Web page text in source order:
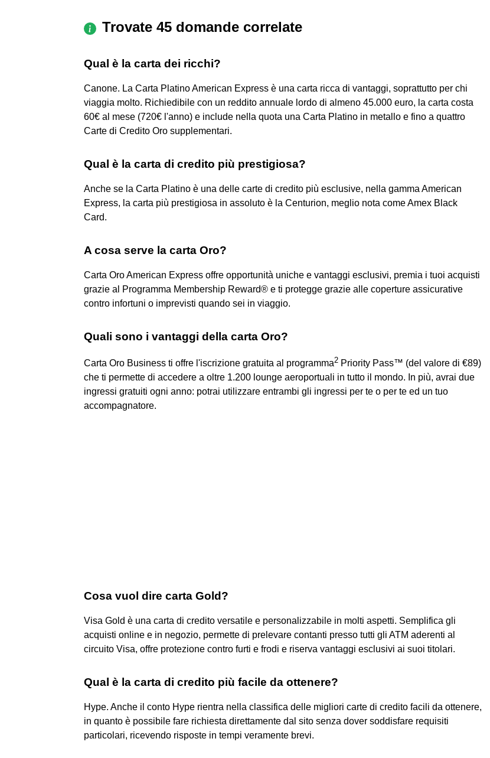
Trovate 45 domande correlate
Qual è la carta dei ricchi?
Canone. La Carta Platino American Express è una carta ricca di vantaggi, soprattutto per chi
viaggia molto. Richiedibile con un reddito annuale lordo di almeno 45.000 euro, la carta costa
60€ al mese (720€ l'anno) e include nella quota una Carta Platino in metallo e fino a quattro
Carte di Credito Oro supplementari.
Qual è la carta di credito più prestigiosa?
Anche se la Carta Platino è una delle carte di credito più esclusive, nella gamma American
Express, la carta più prestigiosa in assoluto è la Centurion, meglio nota come Amex Black
Card.
A cosa serve la carta Oro?
Carta Oro American Express offre opportunità uniche e vantaggi esclusivi, premia i tuoi acquisti
grazie al Programma Membership Reward® e ti protegge grazie alle coperture assicurative
contro infortuni o imprevisti quando sei in viaggio.
Quali sono i vantaggi della carta Oro?
Carta Oro Business ti offre l'iscrizione gratuita al programma2 Priority Pass™ (del valore di €89)
che ti permette di accedere a oltre 1.200 lounge aeroportuali in tutto il mondo. In più, avrai due
ingressi gratuiti ogni anno: potrai utilizzare entrambi gli ingressi per te o per te ed un tuo
accompagnatore.
Cosa vuol dire carta Gold?
Visa Gold è una carta di credito versatile e personalizzabile in molti aspetti. Semplifica gli
acquisti online e in negozio, permette di prelevare contanti presso tutti gli ATM aderenti al
circuito Visa, offre protezione contro furti e frodi e riserva vantaggi esclusivi ai suoi titolari.
Qual è la carta di credito più facile da ottenere?
Hype. Anche il conto Hype rientra nella classifica delle migliori carte di credito facili da ottenere,
in quanto è possibile fare richiesta direttamente dal sito senza dover soddisfare requisiti
particolari, ricevendo risposte in tempi veramente brevi.